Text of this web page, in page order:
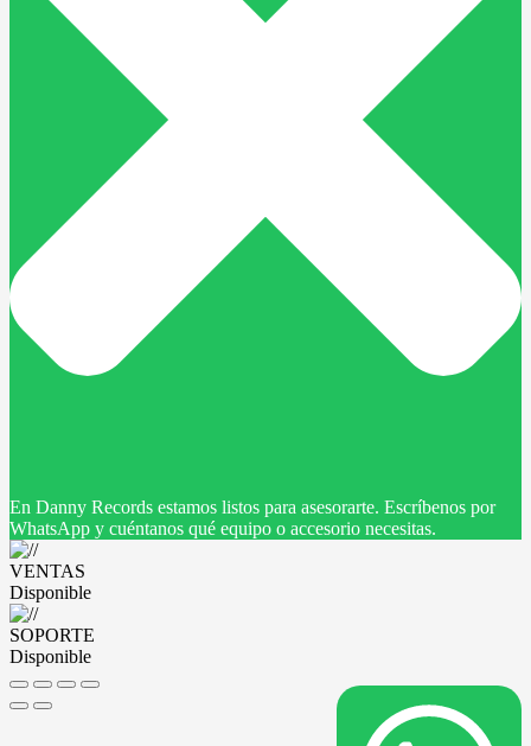
En Danny Records estamos listos para asesorarte. Escríbenos por
WhatsApp y cuéntanos qué equipo o accesorio necesitas.
VENTAS
Disponible
SOPORTE
Disponible